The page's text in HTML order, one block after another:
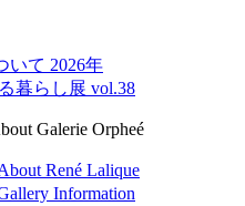
いて 2026年
暮らし展 vol.38
Galerie Orpheé
René Lalique
Information